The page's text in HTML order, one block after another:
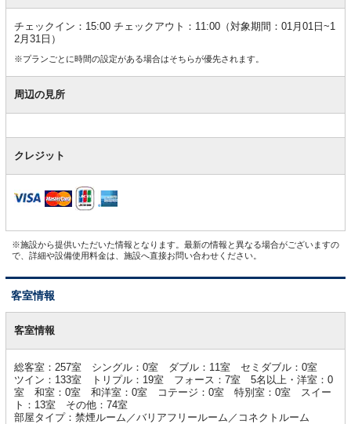
チェックイン：15:00 チェックアウト：11:00（対象期間：01月01日~1
2月31日）
※プランごとに時間の設定がある場合はそちらが優先されます。
周辺の見所
クレジット
※施設から提供いただいた情報となります。最新の情報と異なる場合がございますの
で、詳細や設備使用料金は、施設へ直接お問い合わせください。
客室情報
室客室情報
総客室：257室 シングル：0室 ダブル：11室 セミダブル：0室
ツイン：133室 トリプル：19室 フォース：7室 5名以上・洋室：0
室 和室：0室 和洋室：0室 コテージ：0室 特別室：0室 スイー
ト：13室 その他：74室
部屋タイプ：禁煙ルーム／バリアフリールーム／コネクトルーム